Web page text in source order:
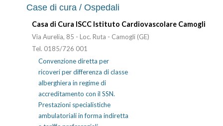
Case di cura / Ospedali
Casa di Cura ISCC Istituto Cardiovascolare Camogli
Via Aurelia, 85 - Loc. Ruta - Camogli (GE)
Tel. 0185/726 001
Convenzione diretta per
ricoveri per differenza di classe
alberghiera in regime di
accreditamento con il SSN.
Prestazioni specialistiche
ambulatoriali in forma indiretta